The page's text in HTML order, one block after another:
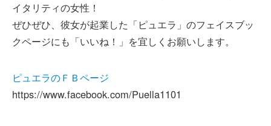
イタリティの女性！
ぜひぜひ、彼女が起業した「ピュエラ」のフェイスブッ
クページにも「いいね！」を宜しくお願いします。
ピュエラのＦＢページ
https://www.facebook.com/Puella1101